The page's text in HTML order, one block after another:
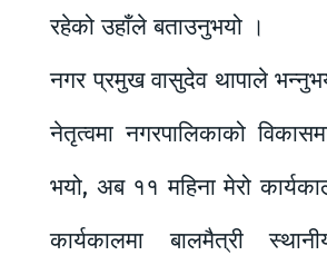
रहेको उहाँले बताउनुभयो ।
नगर प्रमुख वासुदेव थापाले
नेतृत्वमा नगरपालिकाको
भयो, अब ११ महिना मेरो
कार्यकालमा बालमैत्री